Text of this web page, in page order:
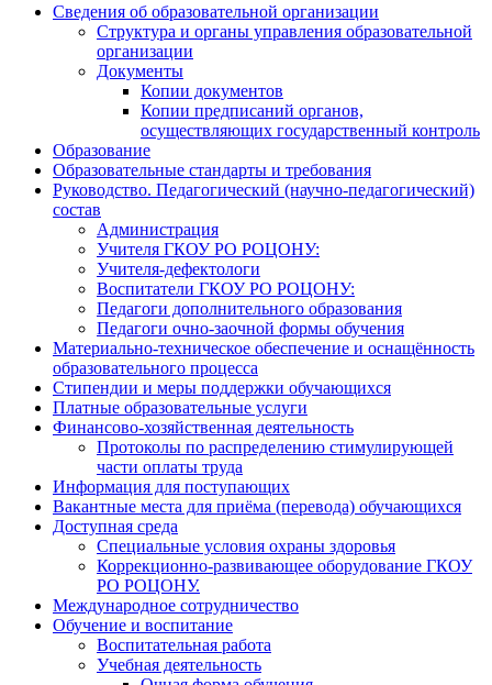
Сведения об образовательной организации
Структура и органы управления образовательной
организации
Документы
Копии документов
Копии предписаний органов,
осуществляющих государственный контроль
Образование
Образовательные стандарты и требования
Руководство. Педагогический (научно-педагогический)
состав
Администрация
Учителя ГКОУ РО РОЦОНУ:
Учителя-дефектологи
Воспитатели ГКОУ РО РОЦОНУ:
Педагоги дополнительного образования
Педагоги очно-заочной формы обучения
Материально-техническое обеспечение и оснащённость
образовательного процесса
Стипендии и меры поддержки обучающихся
Платные образовательные услуги
Финансово-хозяйственная деятельность
Протоколы по распределению стимулирующей
части оплаты труда
Информация для поступающих
Вакантные места для приёма (перевода) обучающихся
Доступная среда
Специальные условия охраны здоровья
Коррекционно-развивающее оборудование ГКОУ
РО РОЦОНУ.
Международное сотрудничество
Обучение и воспитание
Воспитательная работа
Учебная деятельность